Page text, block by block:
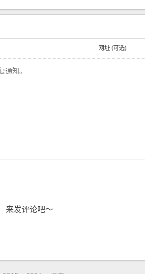
网址 (可选)
来发评论吧～